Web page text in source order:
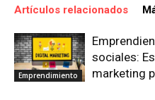
Artículos relacionados
Emprendimiento
sociales:
marketing